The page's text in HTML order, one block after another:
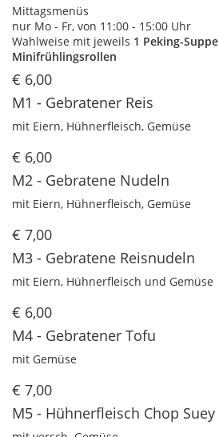
Mittagsmenüs
nur Mo - Fr, von 11:00 - 15:00 Uhr
Wahlweise mit jeweils 1 Peking-Suppe
Minifrühlingsrollen
€ 6,00
M1 - Gebratener Reis
mit Eiern, Hühnerfleisch, Gemüse
€ 6,00
M2 - Gebratene Nudeln
mit Eiern, Hühnerfleisch, Gemüse
€ 7,00
M3 - Gebratene Reisnudeln
mit Eiern, Hühnerfleisch und Gemüse
€ 6,00
M4 - Gebratener Tofu
mit Gemüse
€ 7,00
M5 - Hühnerfleisch Chop Suey